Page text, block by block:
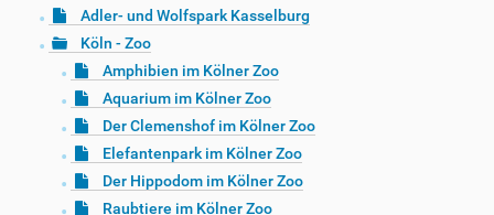
Adler- und Wolfspark Kasselburg
Köln - Zoo
Amphibien im Kölner Zoo
Aquarium im Kölner Zoo
Der Clemenshof im Kölner Zoo
Elefantenpark im Kölner Zoo
Der Hippodom im Kölner Zoo
Raubtiere im Kölner Zoo